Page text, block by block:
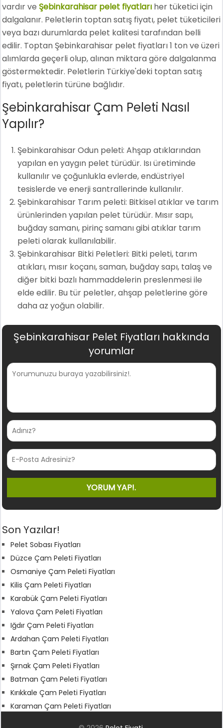
vardır ve Şebinkarahisar pelet fiyatları her tüketici için
dalgalanır. Peletlerin toptan satış fiyatı, pelet tüketicileri
veya bazı durumlarda pelet kalitesi tarafından belli
edilir. Toptan Şebinkarahisar pelet fiyatları 1 ton ve üzeri
alımlarda geçerli olup, alınan miktara göre dalgalanma
göstermektedir. Peletlerin Türkiye'deki toptan satış
fiyatı, peletlerin türüne bağlıdır.
Şebinkarahisar Çam Peleti Nasıl
Yapılır?
Şebinkarahisar Odun peleti: Ahşap atıklarından
yapılan en yaygın pelet türüdür. Isı üretiminde
kullanılır ve çoğunlukla evlerde, endüstriyel
tesislerde ve enerji santrallerinde kullanılır.
Şebinkarahisar Tarım peleti: Bitkisel atıklar ve tarım
ürünlerinden yapılan pelet türüdür. Mısır sapı,
buğday samanı, pirinç samanı gibi atıklar tarım
peleti olarak kullanılabilir.
Şebinkarahisar Bitki Peletleri: Bitki peleti, tarım
atıkları, mısır koçanı, saman, buğday sapı, talaş ve
diğer bitki bazlı hammaddelerin preslenmesi ile
elde edilir. Bu tür peletler, ahşap peletlerine göre
daha az yoğun olabilir.
Şebinkarahisar Pelet Fiyatları hakkında
yorumlar
Son Yazılar!
Pelet Sobası Fiyatları
Düzce Çam Peleti Fiyatları
Osmaniye Çam Peleti Fiyatları
Kilis Çam Peleti Fiyatları
Karabük Çam Peleti Fiyatları
Yalova Çam Peleti Fiyatları
Iğdır Çam Peleti Fiyatları
Ardahan Çam Peleti Fiyatları
Bartın Çam Peleti Fiyatları
Şırnak Çam Peleti Fiyatları
Batman Çam Peleti Fiyatları
Kırıkkale Çam Peleti Fiyatları
Karaman Çam Peleti Fiyatları